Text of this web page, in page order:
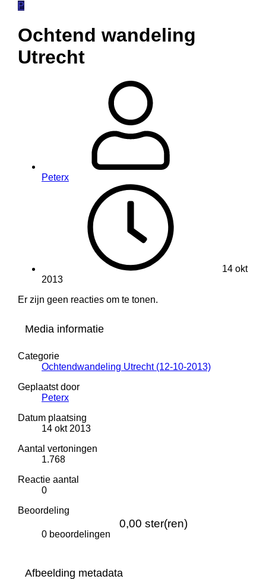
P
Ochtend wandeling
Utrecht
Peterx
14 okt
2013
Er zijn geen reacties om te tonen.
Media informatie
Categorie
Ochtendwandeling Utrecht (12-10-2013)
Geplaatst door
Peterx
Datum plaatsing
14 okt 2013
Aantal vertoningen
1.768
Reactie aantal
0
Beoordeling
0,00 ster(ren)
0 beoordelingen
Afbeelding metadata